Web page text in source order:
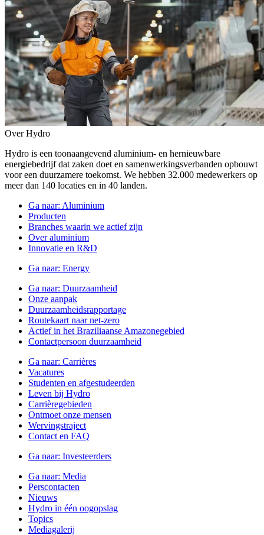
Over Hydro
Hydro is een toonaangevend aluminium- en hernieuwbare
energiebedrijf dat zaken doet en samenwerkingsverbanden opbouwt
voor een duurzamere toekomst. We hebben 32.000 medewerkers op
meer dan 140 locaties en in 40 landen.
Ga naar: Aluminium
Producten
Branches waarin we actief zijn
Over aluminium
Innovatie en R&D
Ga naar: Energy
Ga naar: Duurzaamheid
Onze aanpak
Duurzaamheidsrapportage
Routekaart naar net-zero
Actief in het Braziliaanse Amazonegebied
Contactpersoon duurzaamheid
Ga naar: Carrières
Vacatures
Studenten en afgestudeerden
Leven bij Hydro
Carrièregebieden
Ontmoet onze mensen
Wervingstraject
Contact en FAQ
Ga naar: Investeerders
Ga naar: Media
Perscontacten
Nieuws
Hydro in één oogopslag
Topics
Mediagalerij